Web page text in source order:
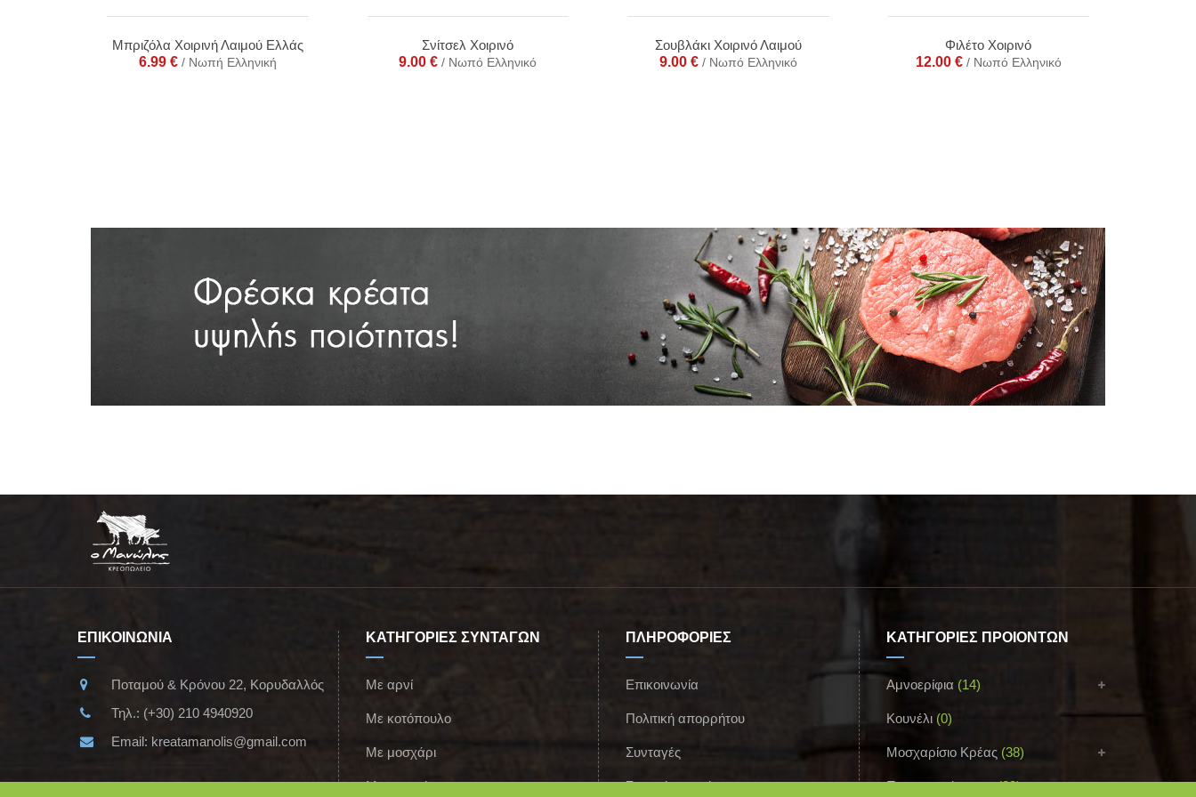
Μπριζόλα Χοιρινή Λαιμού Ελλάς
6.99 € / Νωπή Ελληνική
Σνίτσελ Χοιρινό
9.00€ / Νωπό Ελληνικό
Σουβλάκι Χοιρινό Λαιμού
9.00 € / Νωπό Ελληνικό
Φιλέτο Χοιρινό
12.00 € / Νωπό Ελληνικό
ΕΠΙΚΟΙΝΩΝΙΑ
Ποταμού & Κρόνου 22, Κορυδαλλός
Τηλ.: (+30) 210 4940920
Email: kreatamanolis@gmail.com
ΚΑΤΗΓΟΡΙΕΣ ΣΥΝΤΑΓΩΝ
Με αρνί
Με κοτόπουλο
Με μοσχάρι
Με χοιρινό
ΠΛΗΡΟΦΟΡΙΕΣ
Επικοινωνία
Πολιτική απορρήτου
Συνταγές
Σχετικά με εμάς
ΚΑΤΗΓΟΡΙΕΣ ΠΡΟΪΟΝΤΩΝ
Αμνοερίφια (14)
Κουνέλι (0)
Μοσχαρίσιο Κρέας (38)
Παρασκευάσματα (23)